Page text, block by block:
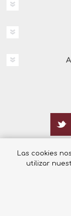
Las cookies
utilizar